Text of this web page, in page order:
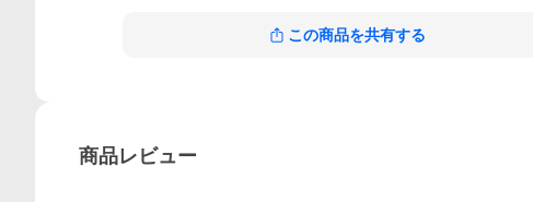
この商品を共有する
商品レビュー